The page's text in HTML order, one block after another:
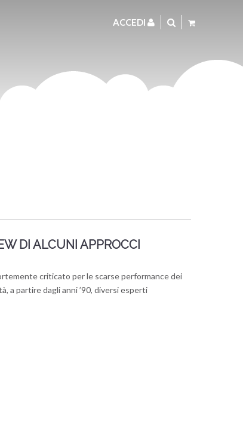
ACCEDI
DI ALCUNI APPROCCI
criticato per le scarse performance dei
a partire dagli anni ’90, diversi esperti